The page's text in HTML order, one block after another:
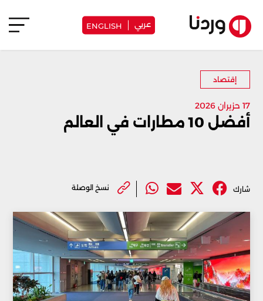
عربي ENGLISH
إقتصاد
17 حزيران 2026
أفضل 10 مطارات في العالم
شارك نسخ الوصلة